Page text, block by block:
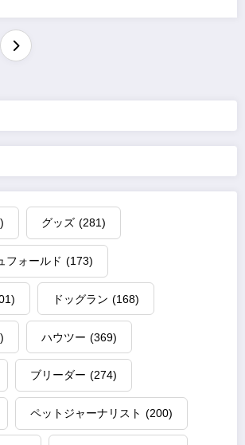
グッズ (281)
フォールド (173)
ドッグラン (168)
ハウツー (369)
ブリーダー (274)
ペットジャーナリスト (200)